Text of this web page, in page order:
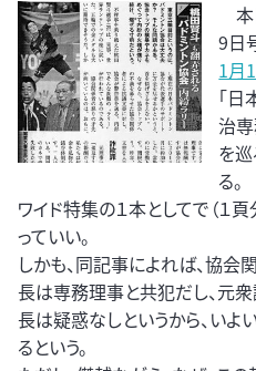
本
9日
1月
「
治
を
る。
ワイド特集の１本としてで（１
っていい。
しかも、同記事によれば、協
長は専務理事と共犯だし、元
長は疑惑なしというから、い
るという。